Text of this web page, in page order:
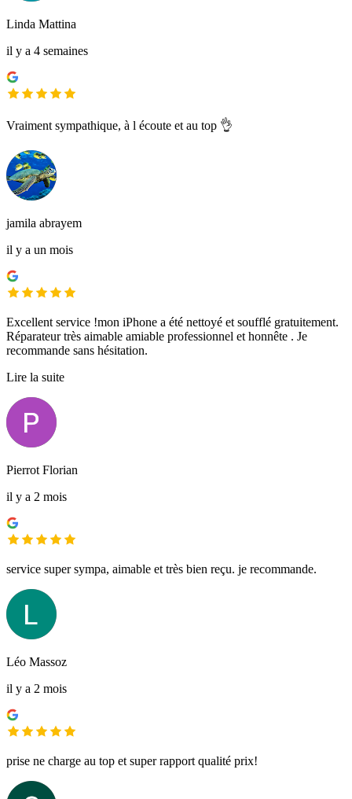
Linda Mattina
il y a 4 semaines
Vraiment sympathique, à l écoute et au top 👌
jamila abrayem
il y a un mois
Excellent service !mon iPhone a été nettoyé et soufflé gratuitement.
Réparateur très aimable amiable professionnel et honnête . Je
recommande sans hésitation.
Lire la suite
Pierrot Florian
il y a 2 mois
service super sympa, aimable et très bien reçu. je recommande.
Léo Massoz
il y a 2 mois
prise ne charge au top et super rapport qualité prix!